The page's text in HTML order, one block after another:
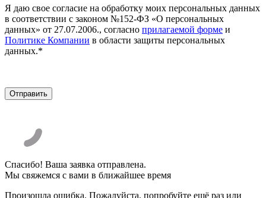
Я даю свое согласие на обработку моих персональных данных
в соответствии с законом №152-ФЗ «О персональных
данных» от 27.07.2006., согласно прилагаемой форме и
Политике Компании в области защиты персональных
данных.*
Спасибо! Ваша заявка отправлена.
Мы свяжемся с вами в ближайшее время
Произошла ошибка. Пожалуйста, попробуйте ещё раз или